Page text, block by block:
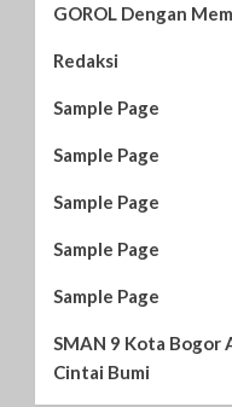
GOROL Dengan
Redaksi
Sample Page
Sample Page
Sample Page
Sample Page
Sample Page
SMAN 9 Kota Bogor
Cintai Bumi